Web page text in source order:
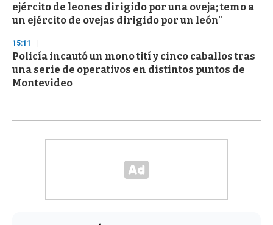
ejército de leones dirigido por una oveja; temo a
un ejército de ovejas dirigido por un león"
15:11
Policía incautó un mono tití y cinco caballos tras
una serie de operativos en distintos puntos de
Montevideo